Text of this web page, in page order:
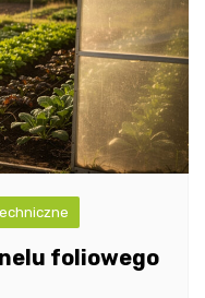
foliowego